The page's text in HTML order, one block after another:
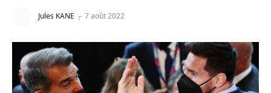
Jules KANE 7 août 2022